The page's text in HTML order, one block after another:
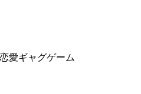
愛ギャグゲーム